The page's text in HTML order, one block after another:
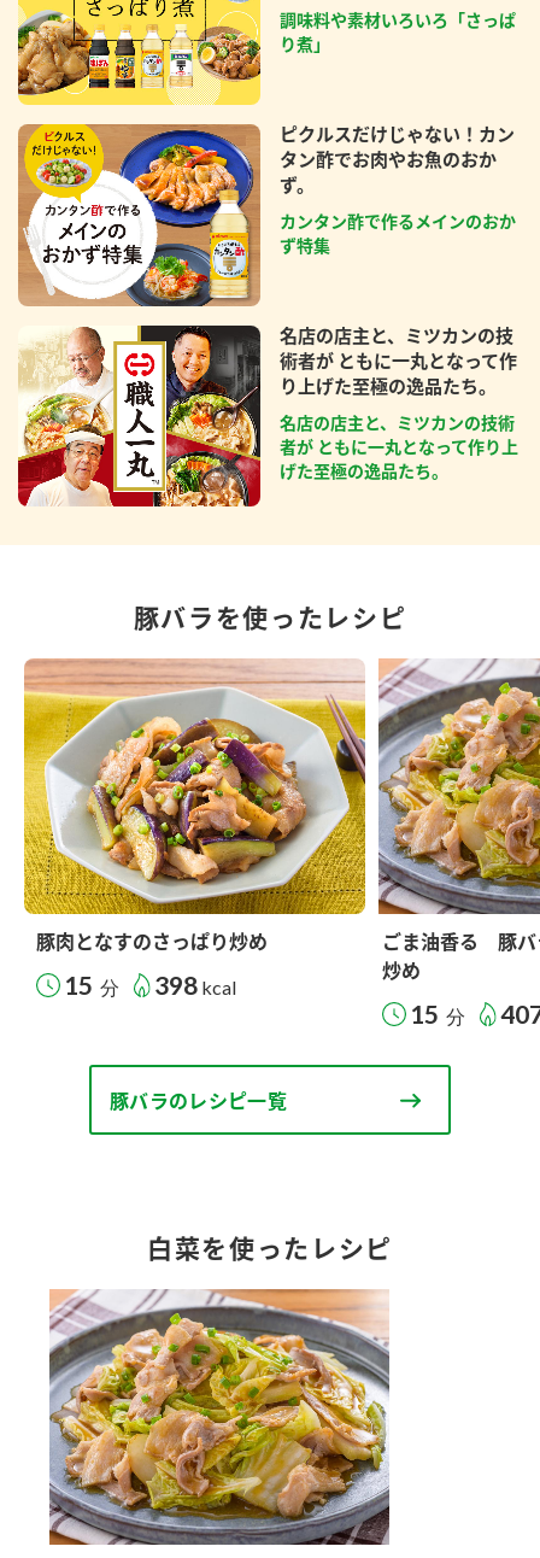
調味料や素材いろいろ「さっぱ
り煮」
ピクルスだけじゃない！カン
タン酢でお肉やお魚のおか
ず。
カンタン酢で作るメインのおか
ず特集
名店の店主と、ミツカンの技
術者が ともに一丸となって作
り上げた至極の逸品たち。
名店の店主と、ミツカンの技術
者が ともに一丸となって作り上
げた至極の逸品たち。
豚バラを使ったレシピ
豚肉となすのさっぱり炒め
15 分 398 kcal
ごま油香る 豚バ
炒め
15 分
豚バラのレシピ一覧
白菜を使ったレシピ